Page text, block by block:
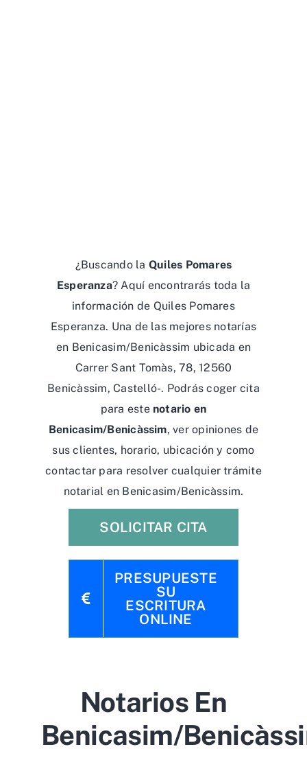
¿Buscando la Quiles Pomares
Esperanza? Aquí encontrarás toda la
información de Quiles Pomares
Esperanza. Una de las mejores notarías
en Benicasim/Benicàssim ubicada en
Carrer Sant Tomàs, 78, 12560
Benicàssim, Castelló-. Podrás coger cita
para este notario en
Benicasim/Benicàssim, ver opiniones de
sus clientes, horario, ubicación y como
contactar para resolver cualquier trámite
notarial en Benicasim/Benicàssim.
SOLICITAR CITA
PRESUPUESTE
SU
ESCRITURA
ONLINE
Notarios En
Benicasim/